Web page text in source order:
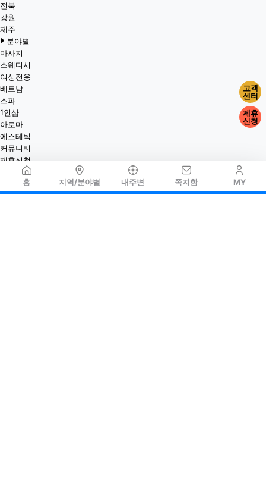
홈 지역/분야별 내주변 쪽지함 MY
전북
강원
제주
분야별
마사지
스웨디시
여성전용
베트남
스파
1인샵
아로마
에스테틱
커뮤니티
제휴신청
고객
센터
제휴
신청